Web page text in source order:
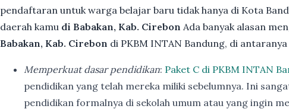
pendaftaran untuk warga belajar baru tidak hanya di Kota
daerah kamu di Babakan, Kab. Cirebon Ada banyak alasan
Babakan, Kab. Cirebon di PKBM INTAN Bandung, di antaranya
Memperkuat dasar pendidikan: Paket C di PKBM INTAN
pendidikan yang telah mereka miliki sebelumnya. Ini
pendidikan formalnya di sekolah umum atau yang ingin